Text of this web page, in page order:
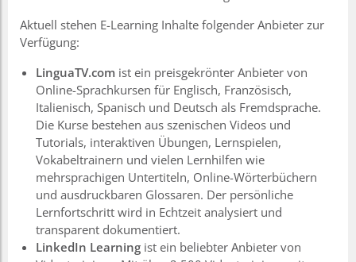
Aktuell stehen E-Learning Inhalte folgender Anbieter zur
Verfügung:
LinguaTV.com ist ein preisgekrönter Anbieter von
Online-Sprachkursen für Englisch, Französisch,
Italienisch, Spanisch und Deutsch als Fremdsprache.
Die Kurse bestehen aus szenischen Videos und
Tutorials, interaktiven Übungen, Lernspielen,
Vokabeltrainern und vielen Lernhilfen wie
mehrsprachigen Untertiteln, Online-Wörterbüchern
und ausdruckbaren Glossaren. Der persönliche
Lernfortschritt wird in Echtzeit analysiert und
transparent dokumentiert.
LinkedIn Learning ist ein beliebter Anbieter von